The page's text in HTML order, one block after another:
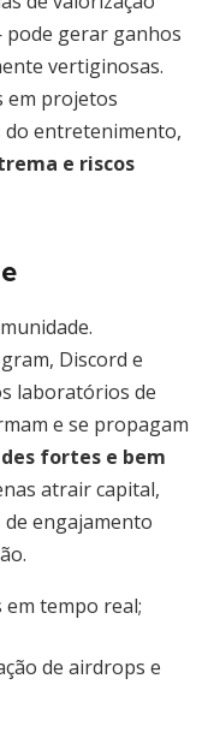
pode gerar ganhos
vertiginosas.
em projetos
entretenimento,
e riscos
Discord e
laboratórios de
e se propagam
fortes e bem
atrair capital,
engajamento
em tempo real;
de airdrops e